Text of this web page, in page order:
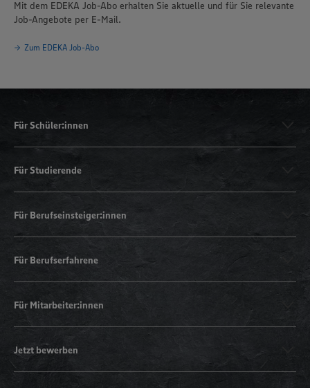
Mit dem EDEKA Job-Abo erhalten Sie aktuelle und für Sie relevante
Job-Angebote per E-Mail.
Zum EDEKA Job-Abo
Für Schüler:innen
Für Studierende
Für Berufseinsteiger:innen
Für Berufserfahrene
Für Mitarbeiter:innen
Jetzt bewerben